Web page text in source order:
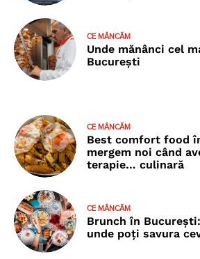
CE MÂNCĂM
Unde mănânci cel
București
CE MÂNCĂM
Best comfort food
mergem noi când
terapie… culinară
CE MÂNCĂM
Brunch în
unde poţi savura